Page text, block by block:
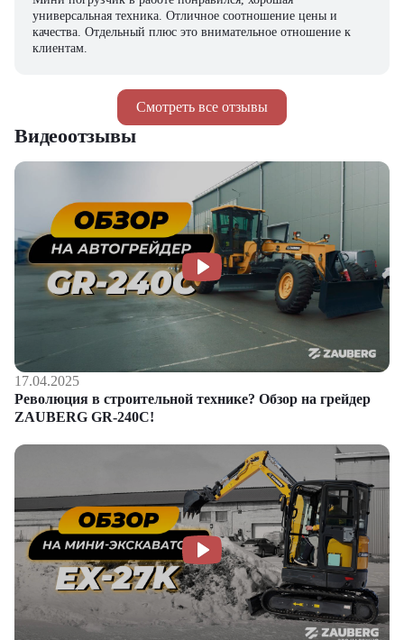
Смотреть все отзывы
универсальная техника. Отличное соотношение цены и
качества. Отдельный плюс это внимательное отношение к
клиентам.
Видеоотзывы
17.04.2025
Революция в строительной технике? Обзор на грейдер
ZAUBERG GR-240C!